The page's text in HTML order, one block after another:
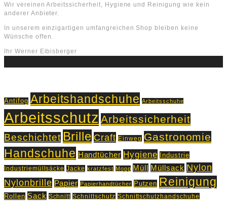
Wir vereinen Arbeitssicherheit, Hygiene und Reinigung wie kein
anderer Anbieter.
In unserem einzigartigen umfangreichen Shop bleiben keine
Wünsche offen.
Ihr Werner Eibisberger
Antifog Arbeitshandschuhe Arbeitsschuhe
Arbeitsschutz Arbeitssicherheit
Beschichtet Brille Craft Einweg Gastronomie
Handschuhe Handtücher Hygiene Industrie
Industriemüllsäcke Jacke kratzfest Mopp Müll Müllsack Nylon
Nylonbrille Papier Papierhandtücher Putzen Reinigung
Rollen Sack Schnitt Schnittschutz Schnittschutzhandschuhe